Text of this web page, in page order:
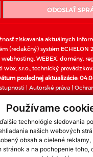
Používame
technológie sledovania
našich webových
obsah a cielené
stránok a na pochopenie toho,
ODOSLAŤ
získavania aktuálnych
(redakčný) systém ECHELON 2,
webhosting WEBEX domény
wbx, s.r.o., technický
poslednej aktualizácie:
| Autorské práva |
Súbory cookies
webdesign|webex.sk
informácie o